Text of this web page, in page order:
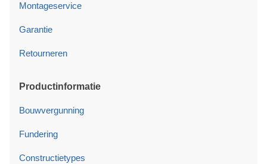
Montageservice
Garantie
Retourneren
Productinformatie
Bouwvergunning
Fundering
Constructietypes